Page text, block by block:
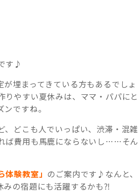
す♪
埋まってきている方もあるでしょ
やすい夏休みは、ママ・パパにと
ですね。
、どこも人でいっぱい、渋滞・混雑
ば費用も馬鹿にならないし……そん
体験教室」 のご案内です♪なんと、
みの宿題にも活躍するかも⁈